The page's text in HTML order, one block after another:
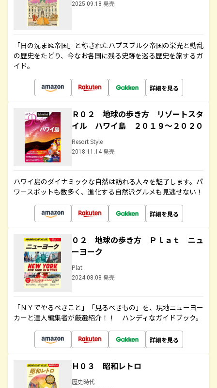
2025.09.18 発売
「日の沈まぬ帝国」と称されたハプスブルク帝国の栄光と動乱
の歴史をたどり、今なお各国に残る史跡を巡る歴史を旅するガ
イド。
詳細を見る
Ｒ０２ 地球の歩き方 リゾートスタ
イル ハワイ島 ２０１９～２０２０
Resort Style
2018.11.14 発売
ハワイ島のダイナミックな自然は訪れる人々を魅了します。パ
ワースポットも数多く、進化する自然派グルメも見逃せない！
詳細を見る
０２ 地球の歩き方 Ｐｌａｔ ニュ
ーヨーク
Plat
2024.08.08 発売
「ＮＹでやるべきこと」「見るべきもの」を、現地ニューヨー
カーと達人編集者が厳選紹介！！ ハンディなガイドブック。
詳細を見る
Ｈ０３ 昭和レトロ
歴史時代